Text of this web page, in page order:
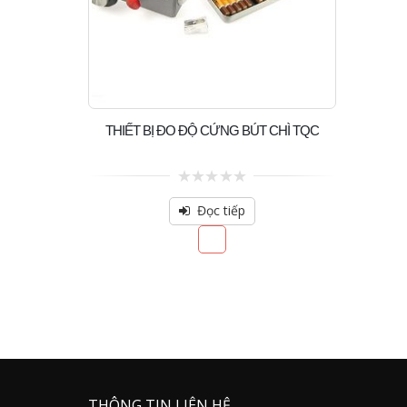
THIẾT BỊ ĐO ĐỘ CỨNG BÚT CHÌ TQC
0
out
of
Đọc tiếp